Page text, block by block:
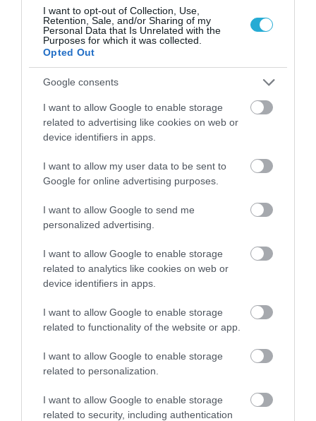
I want to opt-out of Collection, Use,
Retention, Sale, and/or Sharing of my
Personal Data that Is Unrelated with the
Purposes for which it was collected.
Opted Out
Google consents
I want to allow Google to enable storage
related to advertising like cookies on web or
device identifiers in apps.
I want to allow my user data to be sent to
Google for online advertising purposes.
I want to allow Google to send me
personalized advertising.
I want to allow Google to enable storage
related to analytics like cookies on web or
device identifiers in apps.
I want to allow Google to enable storage
related to functionality of the website or app.
I want to allow Google to enable storage
related to personalization.
I want to allow Google to enable storage
related to security, including authentication
14.07.2026 15:01
Το καλοκαιρινό φρούτο που μπορεί να
κρύβει κίνδυνο δηλητηρίασης: Το λάθος
που κάνουν όλοι πριν το φάνε
Βραστά αυγά: Γιατί παραμένουν
δημοφιλής επιλογή στη διατροφή – Τα
οφέλη τους
ΔΗΜΟΦΙΛΗ